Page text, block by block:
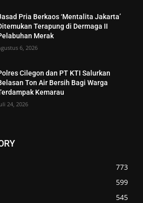
Pria Berkaos ‘Mentalita Jakarta’
Terapung di Dermaga II
Merak
6, 2026
Cilegon dan PT KTI Salurkan
Ton Air Bersih Bagi Warga
Kemarau
24, 2026
773
599
545